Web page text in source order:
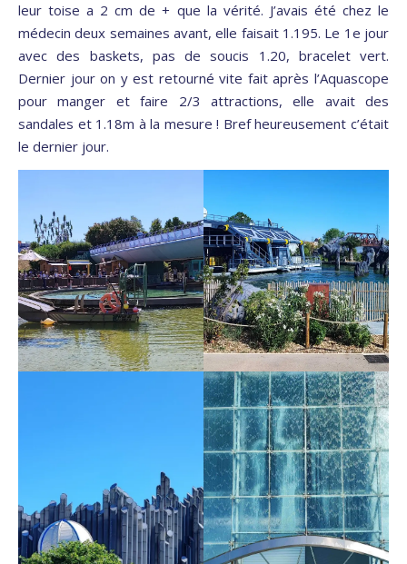
leur toise a 2 cm de + que la vérité. J’avais été chez le
médecin deux semaines avant, elle faisait 1.195. Le 1e jour
avec des baskets, pas de soucis 1.20, bracelet vert.
Dernier jour on y est retourné vite fait après l’Aquascope
pour manger et faire 2/3 attractions, elle avait des
sandales et 1.18m à la mesure ! Bref heureusement c’était
le dernier jour.